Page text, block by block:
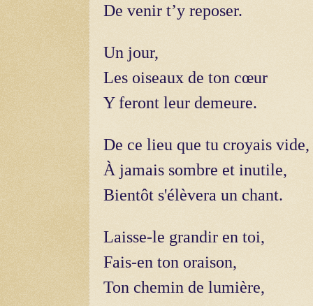
De venir t’y reposer.
Un jour,
Les oiseaux de ton cœur
Y feront leur demeure.
De ce lieu que tu croyais vide,
À jamais sombre et inutile,
Bientôt s'élèvera un chant.
Laisse-le grandir en toi,
Fais-en ton oraison,
Ton chemin de lumière,